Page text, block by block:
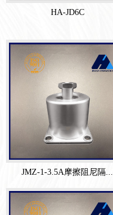
HA-JD6C
JMZ-1-3.5A摩擦阻尼隔...